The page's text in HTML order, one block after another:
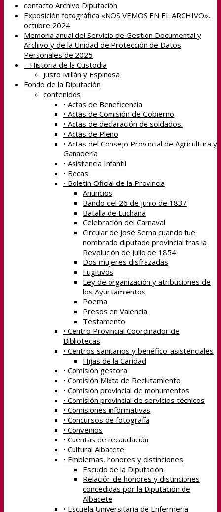
contacto Archivo Diputación
Exposición fotográfica «NOS VEMOS EN EL ARCHIVO»,
octubre 2024
Memoria anual del Servicio de Gestión Documental y
Archivo y de la Unidad de Protección de Datos
Personales de 2025
– Historia de la Custodia
Justo Millán y Espinosa
Fondo de la Diputación
contenidos
• Actas de Beneficencia
• Actas de Comisión de Gobierno
• Actas de declaración de soldados.
• Actas de Pleno
• Actas del Consejo Provincial de Agricultura y
Ganadería
• Asistencia Infantil
• Becas
• Boletín Oficial de la Provincia
Anuncios
Bando del 26 de junio de 1837
Batalla de Luchana
Celebración del Carnaval
Circular de José Serna cuando fue
nombrado diputado provincial tras la
Revolución de Julio de 1854
Dos mujeres disfrazadas
Fugitivos
Ley de organización y atribuciones de
los Ayuntamientos
Poema
Presos en Valencia
Testamento
• Centro Provincial Coordinador de
Bibliotecas
• Centros sanitarios y benéfico-asistenciales
Hijas de la Caridad
• Comisión gestora
• Comisión Mixta de Reclutamiento
• Comisión provincial de monumentos
• Comisión provincial de servicios técnicos
• Comisiones informativas
• Concursos de fotografía
• Convenios
• Cuentas de recaudación
• Cultural Albacete
• Emblemas, honores y distinciones
Escudo de la Diputación
Relación de honores y distinciones
concedidas por la Diputación de
Albacete
• Escuela Universitaria de Enfermería